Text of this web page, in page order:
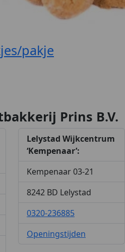
pakje
Prins B.V.
Lelystad Wijkcentrum
‘Kempenaar’:
Kempenaar 03-21
8242 BD Lelystad
0320-236885
Openingstijden